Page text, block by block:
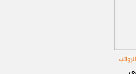
الرواتب